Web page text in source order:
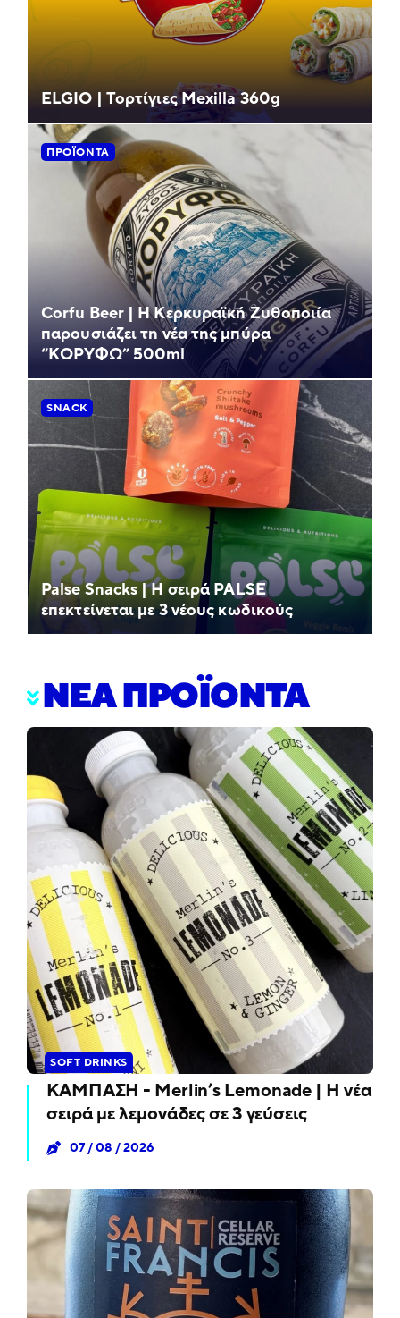
ELGIO | Τορτίγιες Mexilla 360g
ΠΡΟΪΌΝΤΑ
Corfu Beer | Η Κερκυραϊκή Ζυθοποιία
παρουσιάζει τη νέα της μπύρα
“ΚΟΡΥΦΩ” 500ml
SNACK
Palse Snacks | Η σειρά PALSE
επεκτείνεται με 3 νέους κωδικούς
ΝΕΑ ΠΡΟΪΟΝΤΑ
SOFT DRINKS
ΚΑΜΠΑΣΗ - Merlin’s Lemonade | Η νέα
σειρά με λεμονάδες σε 3 γεύσεις
07 / 08 / 2026